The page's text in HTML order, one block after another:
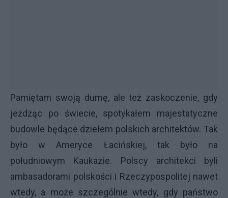
Pamiętam swoją dumę, ale też zaskoczenie, gdy
jeżdżąc po świecie, spotykałem majestatyczne
budowle będące dziełem polskich architektów. Tak
było w Ameryce Łacińskiej, tak było na
południowym Kaukazie. Polscy architekci byli
ambasadorami polskości i Rzeczypospolitej nawet
wtedy, a może szczególnie wtedy, gdy państwo